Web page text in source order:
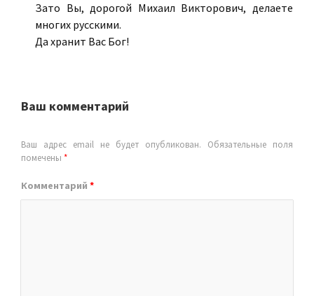
Зато Вы, дорогой Михаил Викторович, делаете
многих русскими.
Да хранит Вас Бог!
Ваш комментарий
Ваш адрес email не будет опубликован.
Обязательные поля
помечены *
Комментарий *